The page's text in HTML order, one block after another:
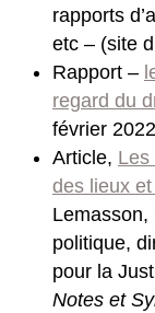
rapports
etc – (site
Rapport –
regard du
février
Article, Les
des lieux
Lemasson,
politique,
pour la
Notes et